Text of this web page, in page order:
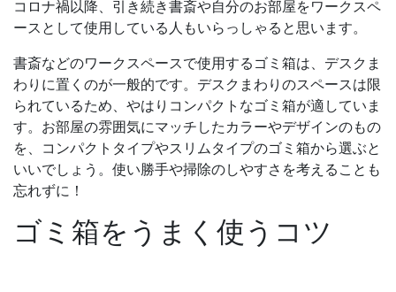
コロナ禍以降、引き続き書斎や自分のお部屋をワークスペ
ースとして使用している人もいらっしゃると思います。
書斎などのワークスペースで使用するゴミ箱は、デスクま
わりに置くのが一般的です。デスクまわりのスペースは限
られているため、やはりコンパクトなゴミ箱が適していま
す。お部屋の雰囲気にマッチしたカラーやデザインのもの
を、コンパクトタイプやスリムタイプのゴミ箱から選ぶと
いいでしょう。使い勝手や掃除のしやすさを考えることも
忘れずに！
ゴミ箱をうまく使うコツ